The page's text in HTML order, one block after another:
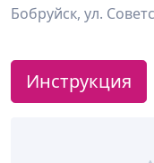
Бобруйск, ул.
Инструкция